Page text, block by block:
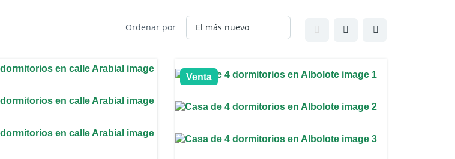
Ordenar por
Venta